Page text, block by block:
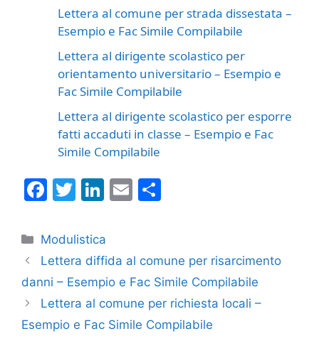
Lettera al comune per strada dissestata –
Esempio e Fac Simile Compilabile
Lettera al dirigente scolastico per
orientamento universitario – Esempio e
Fac Simile Compilabile
Lettera al dirigente scolastico per esporre
fatti accaduti in classe – Esempio e Fac
Simile Compilabile
F
c
e
b
o
o
T
itt
er
Li
k
e
dI
n
E
l
di
vi
di
Categorie
Modulistica
Lettera diffida al comune per risarcimento
danni – Esempio e Fac Simile Compilabile
Lettera al comune per richiesta locali –
Esempio e Fac Simile Compilabile